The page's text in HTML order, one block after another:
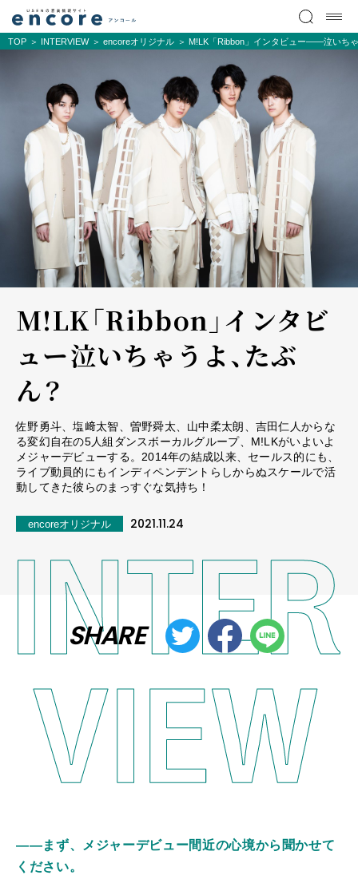
TOP INTERVIEW encoreオリジナル M!LK「Ribbon」インタビュー――泣いち
M!LK「Ribbon」インタビ
ュー――泣いちゃうよ、たぶ
ん？
佐野勇斗、塩﨑太智、曽野舜太、山中柔太朗、吉田仁人からな
る変幻自在の5人組ダンスボーカルグループ、M!LKがいよいよ
メジャーデビューする。2014年の結成以来、セールス的にも、
ライブ動員的にもインディペンデントらしからぬスケールで活
動してきた彼らのまっすぐな気持ち！
encoreオリジナル 2021.11.24
SHARE
――まず、メジャーデビュー間近の心境から聞かせて
ください。